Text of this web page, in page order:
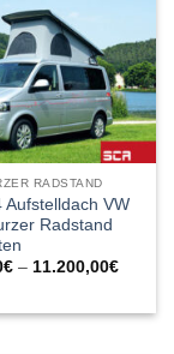
RADSTAND
Aufstelldach VW
Radstand
€ – 11.200,00€